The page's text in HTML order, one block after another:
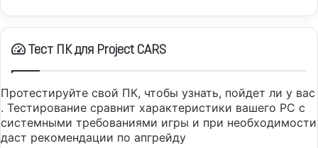
Тест ПК для Project CARS
Протестируйте свой ПК, чтобы узнать, пойдет ли у вас
. Тестирование сравнит характеристики вашего PC с
системными требованиями игры и при необходимости
даст рекомендации по апгрейду